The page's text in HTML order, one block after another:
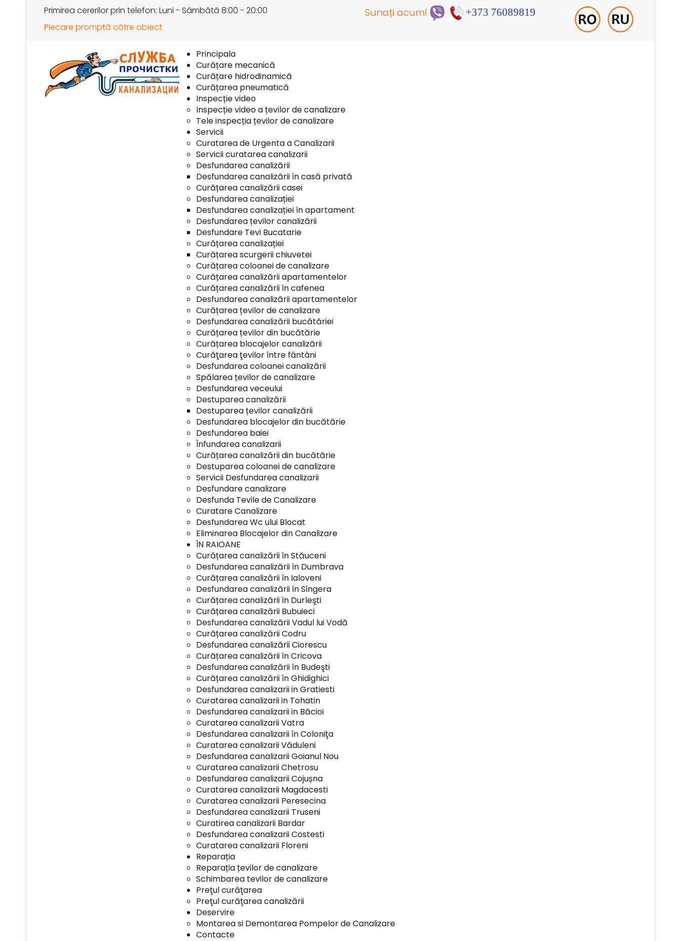
Primirea cererilor prin telefon: Luni - Sâmbătă 8:00 - 20:00
Plecare promptă către obiect.
Sunați acum! +373 76089819
Principala
Curățare mecanică
Curățare hidrodinamică
Curățarea pneumatică
Inspecție video
Inspecție video a țevilor de canalizare
Tele inspecția țevilor de canalizare
Servicii
Curatarea de Urgenta a Canalizarii
Servicii curatarea canalizarii
Desfundarea canalizării
Desfundarea canalizării în casă privată
Curățarea canalizării casei
Desfundarea canalizației
Desfundarea canalizației în apartament
Desfundarea țevilor canalizării
Desfundare Tevi Bucatarie
Curățarea canalizației
Curățarea scurgerii chiuvetei
Curățarea coloanei de canalizare
Curățarea canalizării apartamentelor
Curățarea canalizării în cafenea
Desfundarea canalizării apartamentelor
Curățarea țevilor de canalizare
Desfundarea canalizării bucătăriei
Curățarea țevilor din bucătărie
Curățarea blocajelor canalizării
Curăţarea ţevilor între fântâni
Desfundarea coloanei canalizării
Spălarea țevilor de canalizare
Desfundarea veceului
Destuparea canalizării
Destuparea țevilor canalizării
Desfundarea blocajelor din bucătărie
Desfundarea baiei
Înfundarea canalizarii
Curățarea canalizării din bucătărie
Destuparea coloanei de canalizare
Servicii Desfundarea canalizarii
Desfundare canalizare
Desfunda Tevile de Canalizare
Curatare Canalizare
Desfundarea Wc ului Blocat
Eliminarea Blocajelor din Canalizare
ÎN RAIOANE
Curățarea canalizării în Stăuceni
Desfundarea canalizării în Dumbrava
Curățarea canalizării în Ialoveni
Desfundarea canalizării în Sîngera
Curățarea canalizării în Durleşti
Curățarea canalizării Bubuieci
Desfundarea canalizării Vadul lui Vodă
Curățarea canalizării Codru
Desfundarea canalizării Ciorescu
Curățarea canalizării în Cricova
Desfundarea canalizării în Budeşti
Curățarea canalizării în Ghidighici
Desfundarea canalizarii in Gratiesti
Curatarea canalizarii in Tohatin
Desfundarea canalizarii in Băcioi
Curatarea canalizarii Vatra
Desfundarea canalizarii în Coloniţa
Curatarea canalizarii Văduleni
Desfundarea canalizarii Goianul Nou
Curatarea canalizarii Chetrosu
Desfundarea canalizarii Cojușna
Curatarea canalizarii Magdacesti
Curatarea canalizarii Peresecina
Desfundarea canalizarii Truseni
Curatirea canalizarii Bardar
Desfundarea canalizarii Costesti
Curatarea canalizarii Floreni
Reparația
Reparația țevilor de canalizare
Schimbarea tevilor de canalizare
Preţul curăţarea
Preţul curăţarea canalizării
Deservire
Montarea si Demontarea Pompelor de Canalizare
Contacte